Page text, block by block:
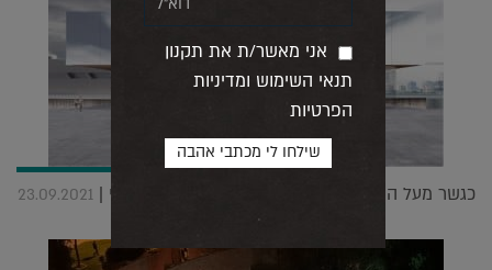
כגשר מעל הנהר, מוזיאון הצוללות החדש של שנחאי | 23.09.2021
אני מאשר/ת את תקנון
תנאי השימוש ומדיניות
הפרטיות